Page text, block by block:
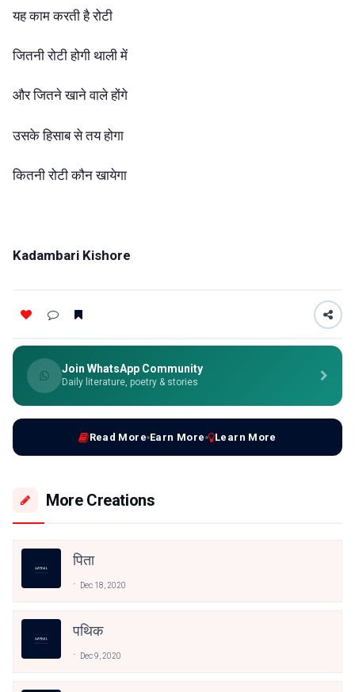
यह काम करती है रोटी
जितनी रोटी होगी थाली में
और जितने खाने वाले होंगे
उसके हिसाब से तय होगा
कितनी रोटी कौन खायेगा
Kadambari Kishore
Join WhatsApp Community
Daily literature, poetry & stories
Read More Earn More Learn More
More Creations
पिता
Dec 18, 2020
पथिक
Dec 9, 2020